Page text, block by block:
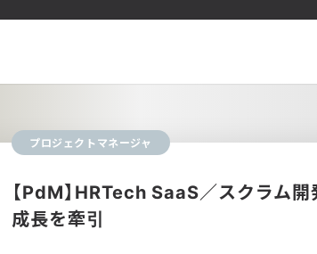
プロジェクトマネージャ
【PdM】HRTech SaaS／スクラム
成長を牽引